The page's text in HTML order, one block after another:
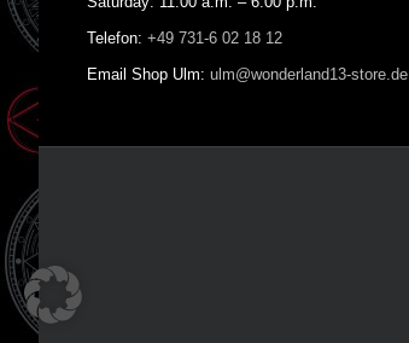
Telefon: +49 731-6 02 18 12
Email Shop Ulm: ulm@wonderland13-store.de